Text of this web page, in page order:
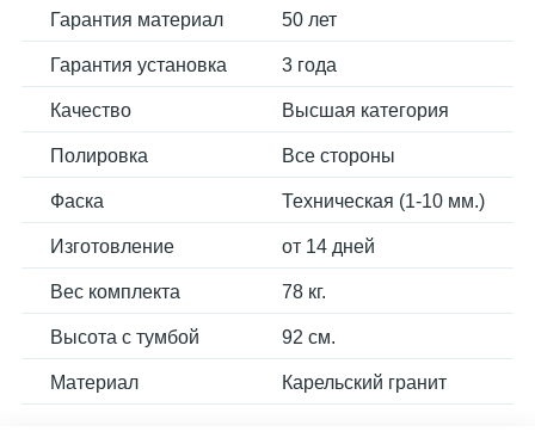
Гарантия материал 50 лет
Гарантия установка 3 года
Качество Высшая категория
Полировка Все стороны
Фаска Техническая (1-10 мм.)
Изготовление от 14 дней
Вес комплекта 78 кг.
Высота с тумбой 92 см.
Материал Карельский гранит